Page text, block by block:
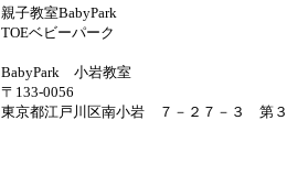
親子教室BabyPark
TOEベビーパーク
BabyPark 小岩教室
〒133-0056
東京都江戸川区南小岩 ７－２７－３ 第